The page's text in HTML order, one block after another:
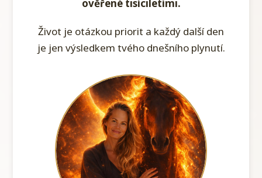
ověřené tisíciletími.
Život je otázkou priorit a každý další den
je jen výsledkem tvého dnešního plynutí.